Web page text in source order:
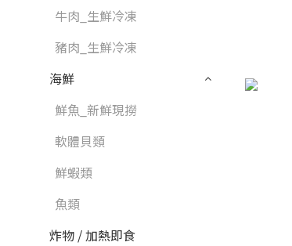
牛肉_生鮮冷凍
豬肉_生鮮冷凍
海鮮
鮮魚_新鮮現撈
軟體貝類
鮮蝦類
魚類
炸物 / 加熱即食